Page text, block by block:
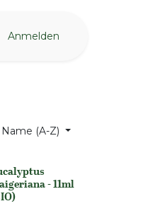
Anmelden
Name (A-Z)
- 11ml